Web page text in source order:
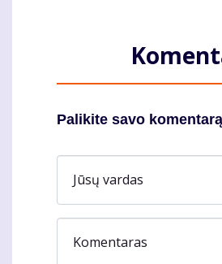
Palikite savo komentarą
Jūsų vardas
Komentaras